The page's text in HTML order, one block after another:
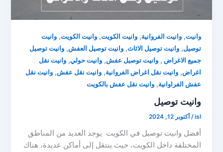
وانيت,وانيت الفروانية,وانيت الكويت,وانيت الكويت,وانيت
توصيل,وانيت توصيل الاثاث,وانيت توصيل العفش,وانيت توصيل
جميع الاغراض ,وانيت توصيل عفش,وانيت حولي,وانيت نقل
اغراض,وانيت نقل اغراض الفروانية,وانيت نقل عفش,وانيت نقل
عفش الفراوانية,وانيت نقل عفش بالكويت
وانيت توصيل
isl
/ أكتوبر 12, 2024
أفضل وانيت توصيل في الكويت يوجد العديد من المناطق
المختلفة داخل الكويت، حيث ينتقل إلى أماكن عديدة، هناك